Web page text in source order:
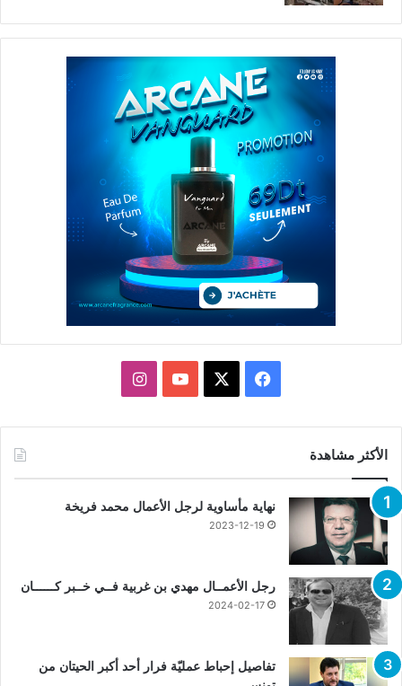
فيسبوك يوتيوبانستقرام
الأكثر مشاهدة
نهاية مأساوية لرجل الأعمال محمد فريخة
2023-12-19
رجل الأعمــال مهدي بن غربية فــي خــبر كــــــان
2024-02-17
تفاصيل إحباط عمليّة فرار أحد أكبر الحيتان من